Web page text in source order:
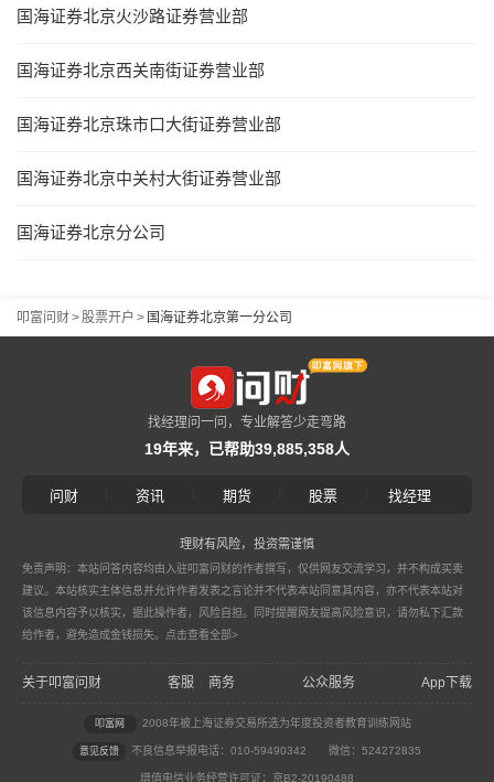
国海证券北京火沙路证券营业部
国海证券北京西关南街证券营业部
国海证券北京珠市口大街证券营业部
国海证券北京中关村大街证券营业部
国海证券北京分公司
叩富问财> 股票开户 > 国海证券北京第一分公司
找经理问一问，专业解答少走弯路
19年来，已帮助39,885,358人
问财 资讯 期货 股票 找经理
理财有风险，投资需谨慎
免责声明：本站问答内容均由入驻叩富问财的作者撰写，仅供网友交流学习，并不构成买卖
建议。本站核实主体信息并允许作者发表之言论并不代表本站同意其内容，亦不代表本站对
该信息内容予以核实，据此操作者，风险自担。同时提醒网友提高风险意识，请勿私下汇款
给作者，避免造成金钱损失。 点击查看全部>
关于叩富问财 客服 商务 公众服务 App下载
叩富网 2008年被上海证券交易所选为年度投资者教育训练网站
意见反馈 不良信息举报电话：010-59490342 微信：524272835
增值电信业务经营许可证：京B2-20190488